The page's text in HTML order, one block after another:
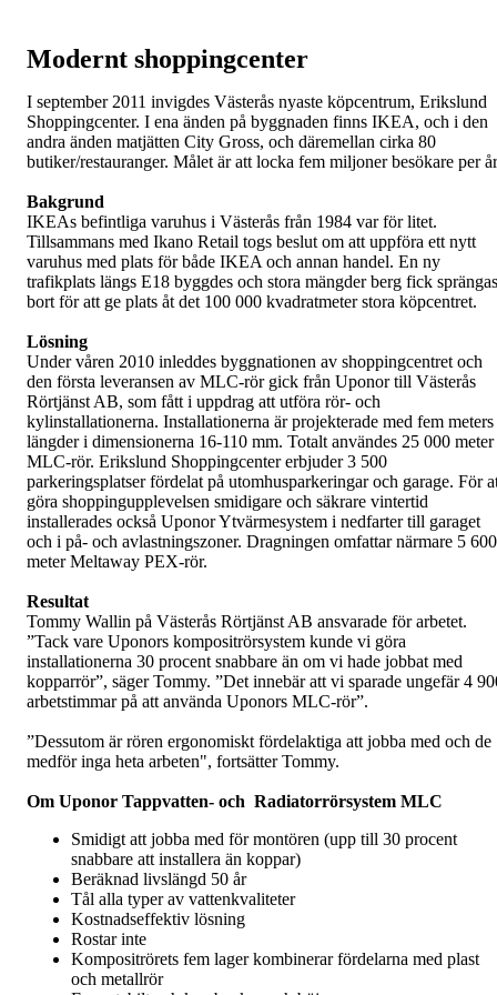
Modernt shoppingcenter
I september 2011 invigdes Västerås nyaste köpcentrum, Erikslund
Shoppingcenter. I ena änden på byggnaden finns IKEA, och i den
andra änden matjätten City Gross, och däremellan cirka 80
butiker/restauranger. Målet är att locka fem miljoner besökare per
Bakgrund
IKEAs befintliga varuhus i Västerås från 1984 var för litet.
Tillsammans med Ikano Retail togs beslut om att uppföra ett nytt
varuhus med plats för både IKEA och annan handel. En ny
trafikplats längs E18 byggdes och stora mängder berg fick sprängas
bort för att ge plats åt det 100 000 kvadratmeter stora köpcentret.
Lösning
Under våren 2010 inleddes byggnationen av shoppingcentret och
den första leveransen av MLC-rör gick från Uponor till Västerås
Rörtjänst AB, som fått i uppdrag att utföra rör- och
kylinstallationerna. Installationerna är projekterade med fem meters
längder i dimensionerna 16-110 mm. Totalt användes 25 000 meter
MLC-rör. Erikslund Shoppingcenter erbjuder 3 500
parkeringsplatser fördelat på utomhusparkeringar och garage. För
göra shoppingupplevelsen smidigare och säkrare vintertid
installerades också Uponor Ytvärmesystem i nedfarter till garaget
och i på- och avlastningszoner. Dragningen omfattar närmare 5 600
meter Meltaway PEX-rör.
Resultat
Tommy Wallin på Västerås Rörtjänst AB ansvarade för arbetet.
”Tack vare Uponors kompositrörsystem kunde vi göra
installationerna 30 procent snabbare än om vi hade jobbat med
kopparrör”, säger Tommy. ”Det innebär att vi sparade ungefär 4
arbetstimmar på att använda Uponors MLC-rör”.
”Dessutom är rören ergonomiskt fördelaktiga att jobba med och de
medför inga heta arbeten", fortsätter Tommy.
Om Uponor Tappvatten- och Radiatorrörsystem MLC
Smidigt att jobba med för montören (upp till 30 procent
snabbare att installera än koppar)
Beräknad livslängd 50 år
Tål alla typer av vattenkvaliteter
Kostnadseffektiv lösning
Rostar inte
Kompositrörets fem lager kombinerar fördelarna med plast
och metallrör